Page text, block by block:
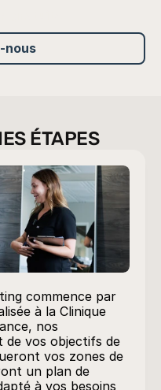
nous
ÉTAPES
commence par
à la Clinique
nos
de vos objectifs de
vos zones de
un plan de
à vos besoins